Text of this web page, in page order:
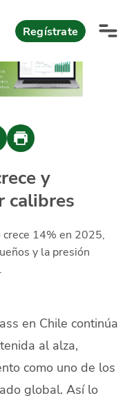
Regístrate
y
calibres
14% en 2025,
y la presión
en Chile continúa
al alza,
como uno de los
global. Así lo